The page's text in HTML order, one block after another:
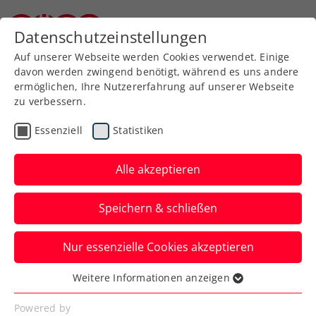
Zurück zur Newsübersicht
ITF Turniere
42. ITF Panaceo Junior
Cup 2026 beim VAS
Die Tennisjugend-Weltelite ist zu Gast in
Villach.
Verfasst von: Philipp Coloini / Redaktion, 23.04.2026
Datenschutzeinstellungen
Auf unserer Webseite werden Cookies verwendet. Einige
davon werden zwingend benötigt, während es uns andere
ermöglichen, Ihre Nutzererfahrung auf unserer Webseite
zu verbessern.
Essenziell Statistiken
Alle akzeptieren
Speichern & schließen
Nur essenzielle Cookies akzeptieren
Essenziell
Essenzielle Cookies werden für grundlegende
Weitere Informationen anzeigen
Powered by